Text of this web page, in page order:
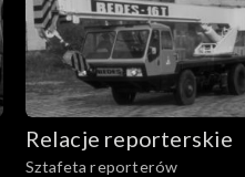
Relacje reporterskie
Sztafeta reporterów